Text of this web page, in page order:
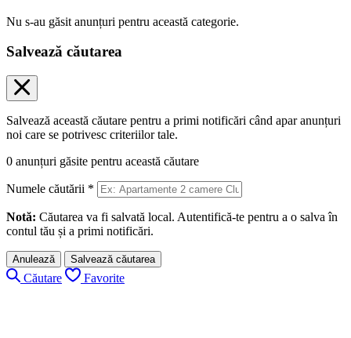
Nu s-au găsit anunțuri pentru această categorie.
Salvează căutarea
Salvează această căutare pentru a primi notificări când apar anunțuri
noi care se potrivesc criteriilor tale.
0 anunțuri găsite pentru această căutare
Numele căutării *
Notă: Căutarea va fi salvată local. Autentifică-te pentru a o salva în
contul tău și a primi notificări.
Anulează Salvează căutarea
Căutare Favorite